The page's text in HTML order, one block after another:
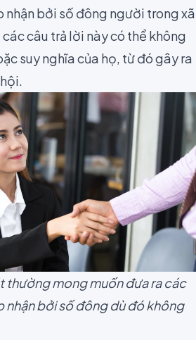
nhận bởi số đông người trong xã
câu trả lời này có thể không
suy nghĩa của họ, từ đó gây ra
thường mong muốn đưa ra các
nhận bởi số đông dù đó không